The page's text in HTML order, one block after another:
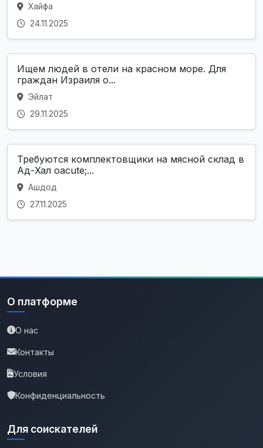
Хайфа
24.11.2025
Ищем людей в отели на красном море. Для
граждан Израиля о...
Эйлат
29.11.2025
Требуются комплектовщики на мясной склад в
Ад-Хал oacute;...
Ашдод
27.11.2025
О платформе
О нас
Контакты
Условия
Конфиденциальность
Для соискателей